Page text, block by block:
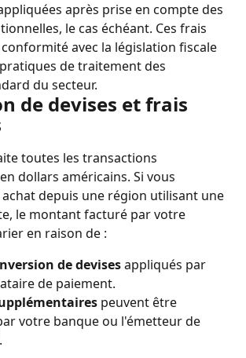
après prise en compte des
le cas échéant. Ces frais
avec la législation fiscale
de traitement des
du secteur.
de devises et frais
toutes les transactions
dollars américains. Si vous
depuis une région utilisant une
le montant facturé par votre
en raison de :
de devises appliqués par
de paiement.
peuvent être
votre banque ou l'émetteur de